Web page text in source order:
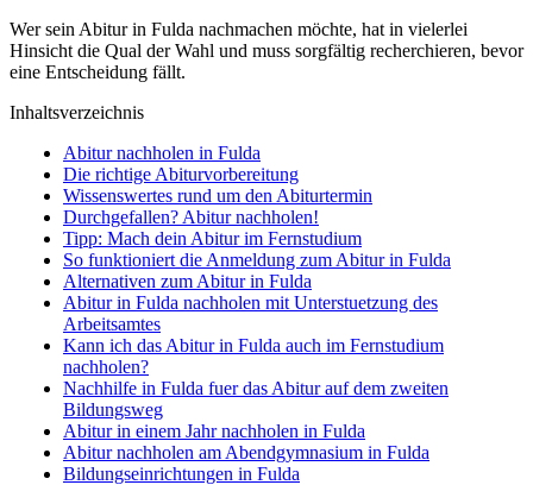
Wer sein Abitur in Fulda nachmachen möchte, hat in vielerlei
Hinsicht die Qual der Wahl und muss sorgfältig recherchieren, bevor
eine Entscheidung fällt.
Inhaltsverzeichnis
Abitur nachholen in Fulda
Die richtige Abiturvorbereitung
Wissenswertes rund um den Abiturtermin
Durchgefallen? Abitur nachholen!
Tipp: Mach dein Abitur im Fernstudium
So funktioniert die Anmeldung zum Abitur in Fulda
Alternativen zum Abitur in Fulda
Abitur in Fulda nachholen mit Unterstuetzung des
Arbeitsamtes
Kann ich das Abitur in Fulda auch im Fernstudium
nachholen?
Nachhilfe in Fulda fuer das Abitur auf dem zweiten
Bildungsweg
Abitur in einem Jahr nachholen in Fulda
Abitur nachholen am Abendgymnasium in Fulda
Bildungseinrichtungen in Fulda